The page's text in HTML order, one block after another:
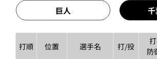
巨人
打順 位置 選手名 打/投
防